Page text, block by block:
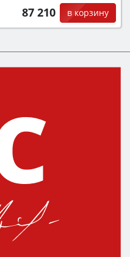
87 210 в корзину